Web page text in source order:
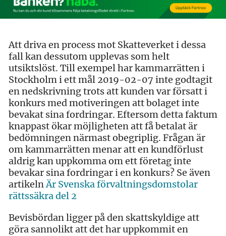
Att driva en process mot Skatteverket i dessa
fall kan dessutom upplevas som helt
utsiktslöst. Till exempel har kammarrätten i
Stockholm i ett mål 2019-02-07 inte godtagit
en nedskrivning trots att kunden var försatt i
konkurs med motiveringen att bolaget inte
bevakat sina fordringar. Eftersom detta faktum
knappast ökar möjligheten att få betalat är
bedömningen närmast obegriplig. Frågan är
om kammarrätten menar att en kundförlust
aldrig kan uppkomma om ett företag inte
bevakar sina fordringar i en konkurs? Se även
artikelnÄr Svenska förvaltningsdomstolar
rättssäkra del 2
Bevisbördan ligger på den skattskyldige att
göra sannolikt att det har uppkommit en